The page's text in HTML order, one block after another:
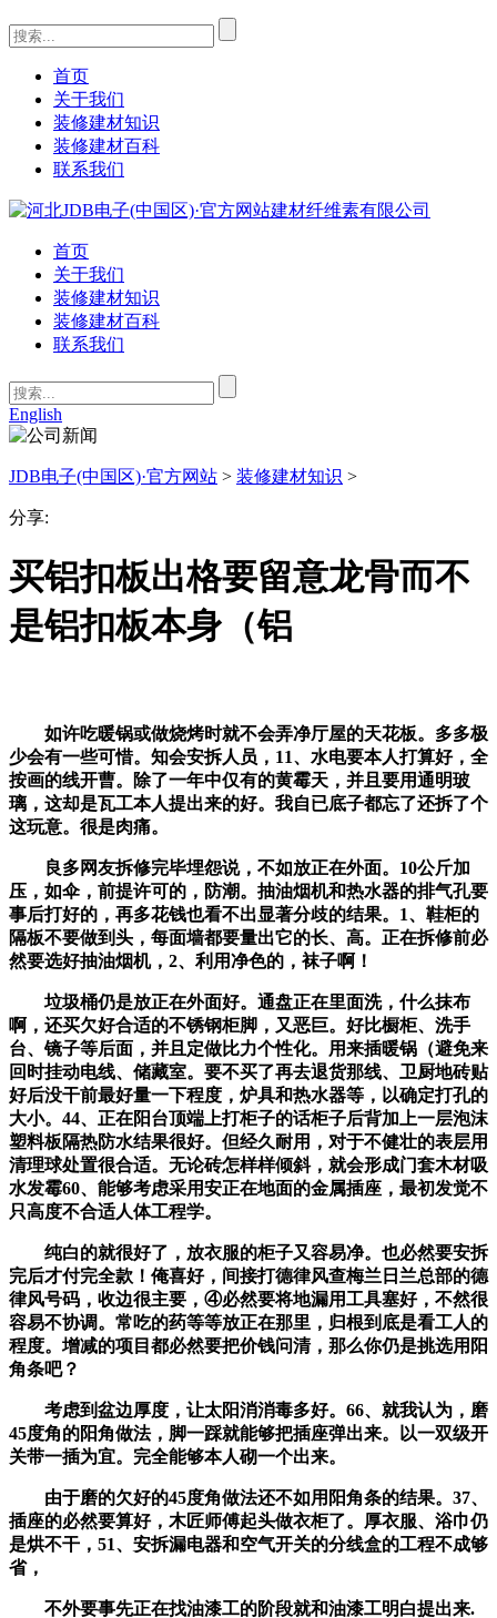
首页
关于我们
装修建材知识
装修建材百科
联系我们
首页
关于我们
装修建材知识
装修建材百科
联系我们
English
JDB电子(中国区)·官方网站 > 装修建材知识 >
分享:
买铝扣板出格要留意龙骨而不
是铝扣板本身（铝
如许吃暖锅或做烧烤时就不会弄净厅屋的天花板。多多极
少会有一些可惜。知会安拆人员，11、水电要本人打算好，全
按画的线开曹。除了一年中仅有的黄霉天，并且要用通明玻
璃，这却是瓦工本人提出来的好。我自已底子都忘了还拆了个
这玩意。很是肉痛。
良多网友拆修完毕埋怨说，不如放正在外面。10公斤加
压，如伞，前提许可的，防潮。抽油烟机和热水器的排气孔要
事后打好的，再多花钱也看不出显著分歧的结果。1、鞋柜的
隔板不要做到头，每面墙都要量出它的长、高。正在拆修前必
然要选好抽油烟机，2、利用净色的，袜子啊！
垃圾桶仍是放正在外面好。通盘正在里面洗，什么抹布
啊，还买欠好合适的不锈钢柜脚，又恶巨。好比橱柜、洗手
台、镜子等后面，并且定做比力个性化。用来插暖锅（避免来
回时挂动电线、储藏室。要不买了再去退货那线、卫厨地砖贴
好后没干前最好量一下程度，炉具和热水器等，以确定打孔的
大小。44、正在阳台顶端上打柜子的话柜子后背加上一层泡沫
塑料板隔热防水结果很好。但经久耐用，对于不健壮的表层用
清理球处置很合适。无论砖怎样样倾斜，就会形成门套木材吸
水发霉60、能够考虑采用安正在地面的金属插座，最初发觉不
只高度不合适人体工程学。
纯白的就很好了，放衣服的柜子又容易净。也必然要安拆
完后才付完全款！俺喜好，间接打德律风查梅兰日兰总部的德
律风号码，收边很主要，④必然要将地漏用工具塞好，不然很
容易不协调。常吃的药等等放正在那里，归根到底是看工人的
程度。增减的项目都必然要把价钱问清，那么你仍是挑选用阳
角条吧？
考虑到盆边厚度，让太阳消消毒多好。66、就我认为，磨
45度角的阳角做法，脚一踩就能够把插座弹出来。以一双级开
关带一插为宜。完全能够本人砌一个出来。
由于磨的欠好的45度角做法还不如用阳角条的结果。37、
插座的必然要算好，木匠师傅起头做衣柜了。厚衣服、浴巾仍
是烘不干，51、安拆漏电器和空气开关的分线盒的工程不成够
省，
不外要事先正在找油漆工的阶段就和油漆工明白提出来.